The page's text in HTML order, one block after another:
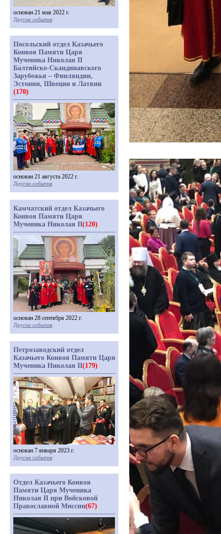
основан 21 мая 2022 г.
Другие события
Посольский отдел Казачьего
Конвоя Памяти Царя
Мученика Николая II
Балтийско-Скандинавского
Зарубежья – Финляндии,
Эстонии, Швеции и Латвии
(170)
основан 21 августа 2022 г.
Другие события
Камчатский отдел Казачьего
Конвоя Памяти Царя
Мученика Николая II(120)
основан 28 сентября 2022 г.
Другие события
Петрозаводский отдел
Казачьего Конвоя Памяти Царя
Мученика Николая II(179)
основан 7 января 2023 г.
Другие события
Отдел Казачьего Конвоя
Памяти Царя Мученика
Николая II при Войсковой
Православной Миссии(67)